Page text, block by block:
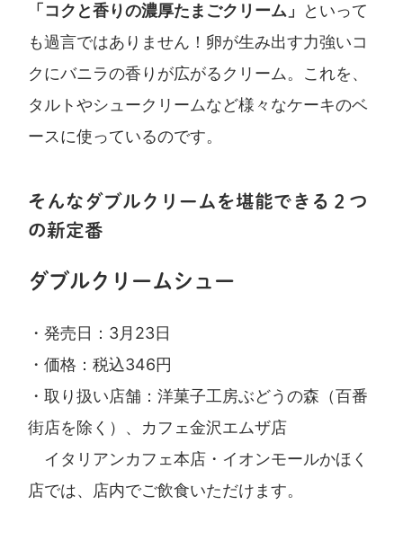
「コクと香りの濃厚たまごクリーム」
といって
も過言ではありません！卵が生み出す力強いコ
クにバニラの香りが広がるクリーム。これを、
タルトやシュークリームなど様々なケーキのベ
ースに使っているのです。
そんなダブルクリームを堪能できる２つ
の新定番
ダブルクリームシュー
・発売日：3月23日
・価格：税込346円
・取り扱い店舗：洋菓子工房ぶどうの森（百番
街店を除く）、カフェ金沢エムザ店
イタリアンカフェ本店・イオンモールかほく
店では、店内でご飲食いただけます。